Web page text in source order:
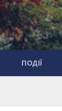
ПОДІЇ